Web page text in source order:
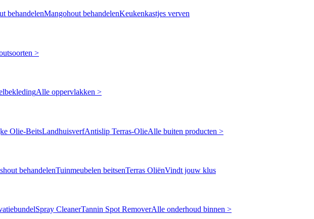
behandelenMangohout behandelenKeukenkastjes verven
>
Alle oppervlakken >
Olie-BeitsLandhuisverfAntislip Terras-OlieAlle buiten producten >
behandelenTuinmeubelen beitsenTerras OliënVindt jouw klus
Spray CleanerTannin Spot RemoverAlle onderhoud binnen >